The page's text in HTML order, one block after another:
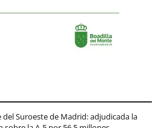
del Suroeste de Madrid: adjudicada la